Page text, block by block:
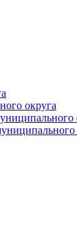
округа